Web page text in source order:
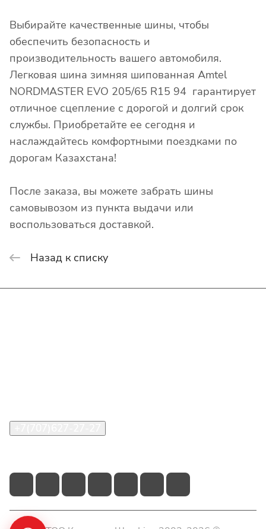
Выбирайте качественные шины, чтобы
обеспечить безопасность и
производительность вашего автомобиля.
Легковая шина зимняя шипованная Amtel
NORDMASTER EVO 205/65 R15 94 гарантирует
отличное сцепление с дорогой и долгий срок
службы. Приобретайте ее сегодня и
наслаждайтесь комфортными поездками по
дорогам Казахстана!
После заказа, вы можете забрать шины
самовывозом из пункта выдачи или
воспользоваться доставкой.
Назад к списку